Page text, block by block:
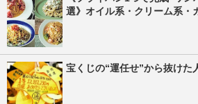
選》オイル系・クリーム系・
宝くじの“運任せ”から抜けた